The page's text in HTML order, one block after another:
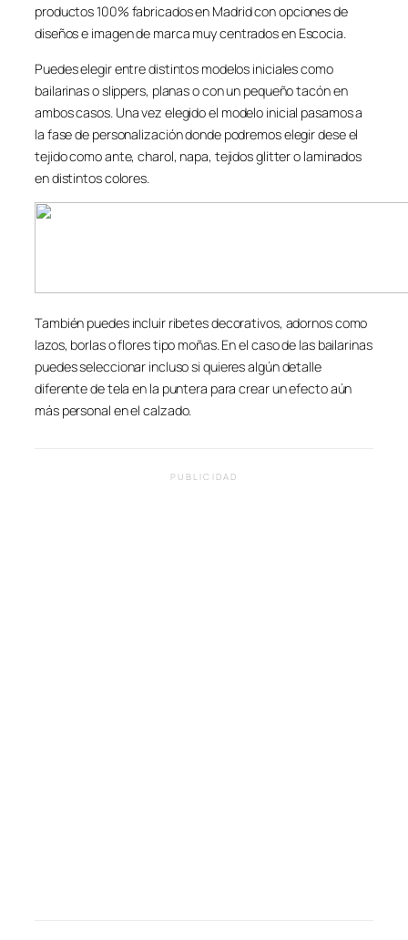
productos 100% fabricados en Madrid con opciones de
diseños e imagen de marca muy centrados en Escocia.
Puedes elegir entre distintos modelos iniciales como
bailarinas o slippers, planas o con un pequeño tacón en
ambos casos. Una vez elegido el modelo inicial pasamos a
la fase de personalización donde podremos elegir dese el
tejido como ante, charol, napa, tejidos glitter o laminados
en distintos colores.
También puedes incluir ribetes decorativos, adornos como
lazos, borlas o flores tipo moñas. En el caso de las bailarinas
puedes seleccionar incluso si quieres algún detalle
diferente de tela en la puntera para crear un efecto aún
más personal en el calzado.
PUBLICIDAD